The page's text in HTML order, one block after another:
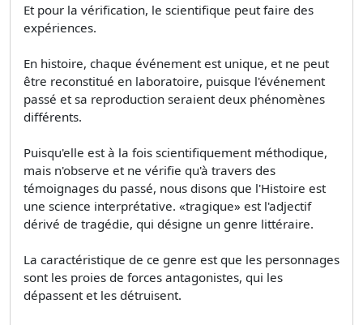
Et pour la vérification, le scientifique peut faire des
expériences.
En histoire, chaque événement est unique, et ne peut
être reconstitué en laboratoire, puisque l'événement
passé et sa reproduction seraient deux phénomènes
différents.
Puisqu'elle est à la fois scientifiquement méthodique,
mais n'observe et ne vérifie qu'à travers des
témoignages du passé, nous disons que l'Histoire est
une science interprétative. «tragique» est l'adjectif
dérivé de tragédie, qui désigne un genre littéraire.
La caractéristique de ce genre est que les personnages
sont les proies de forces antagonistes, qui les
dépassent et les détruisent.